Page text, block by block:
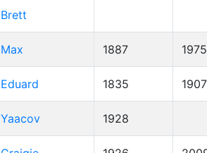
Brett
Max 1887 1975
Eduard 1835 1907
Yaacov 1928